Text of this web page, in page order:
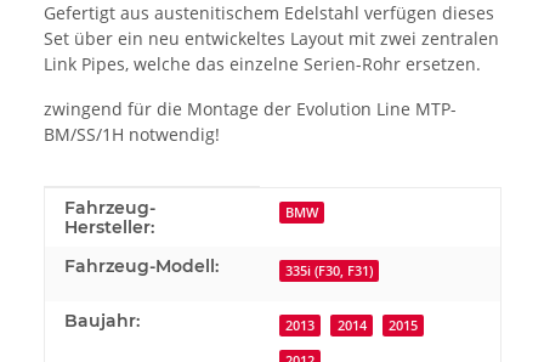
Gefertigt aus austenitischem Edelstahl verfügen dieses
Set über ein neu entwickeltes Layout mit zwei zentralen
Link Pipes, welche das einzelne Serien-Rohr ersetzen.
zwingend für die Montage der Evolution Line MTP-
BM/SS/1H notwendig!
Produkteigenschaft
Wert
Fahrzeug-
Hersteller:
BMW
Fahrzeug-Modell: 335i (F30, F31)
Baujahr: 2013 2014 2015